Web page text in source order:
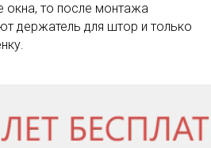
окна, то после монтажа
держатель для штор и только